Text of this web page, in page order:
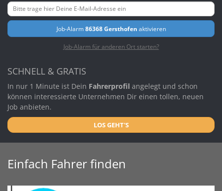
Job-Alarm86368 Gersthofen aktivieren
Job-Alarm für anderen Ort starten?
SCHNELL & GRATIS
In nur 1 Minute ist Dein Fahrerprofil angelegt und schon
können interessierte Unternehmen Dir einen tollen, neuen
Job anbieten.
LOS GEHT'S
Einfach Fahrer finden